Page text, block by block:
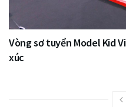
Vòng sơ tuyển Model Kid
xúc